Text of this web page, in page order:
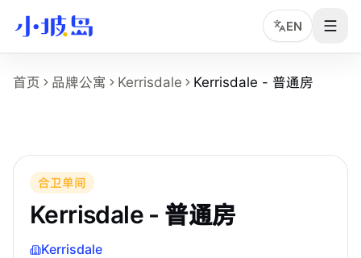
EN
Kerrisdale - 普通房 房型页事实摘要
运营品牌：Hei Homes。
所在区域：Farrer Park。
附近地铁：Bendemeer MRT，步行约 5 分钟。
房型类别：Common。
参考月租：S$2,200 /月起，最终以实时库存和合同为准。
首页 品牌公寓 Kerrisdale Kerrisdale - 普通房
合卫单间
Kerrisdale - 普通房
Kerrisdale